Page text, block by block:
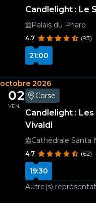
Candlelight : Le
Palais du Pharo
4.7 (93)
21:00
octobre 2026
02
VEN.
Corse
Candlelight :
Vivaldi
Cathédrale Santa
4.7 (62)
19:30
Autre(s)